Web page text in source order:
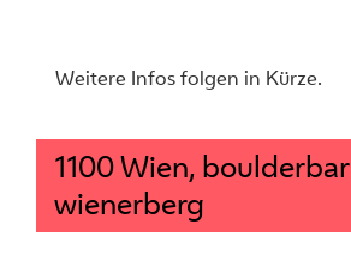
Weitere Infos folgen in Kürze.
1100 Wien, boulderbar
wienerberg